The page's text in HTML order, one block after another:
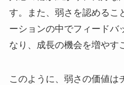
す。また、弱さを認めるこ
ーションの中でフィードバ
なり、成長の機会を増やす
このように、弱さの価値は